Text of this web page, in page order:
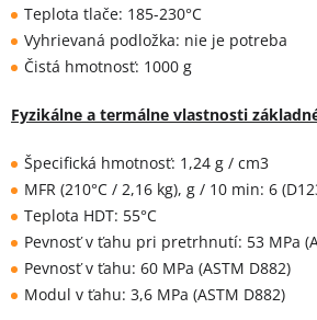
Teplota tlače: 185-230°C
Vyhrievaná podložka: nie je potreba
Čistá hmotnosť: 1000 g
Fyzikálne a termálne vlastnosti
Špecifická hmotnosť: 1,24 g / cm3
MFR (210°C / 2,16 kg), g / 10 min: 6
Teplota HDT: 55°C
Pevnosť v ťahu pri pretrhnutí: 53 MPa
Pevnosť v ťahu: 60 MPa (ASTM D882)
Modul v ťahu: 3,6 MPa (ASTM D882)